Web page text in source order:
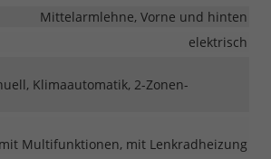
Mittelarmlehne, Vorne und hinten
elektrisch
Klimaautomatik, 2-Zonen-
Multifunktionen, mit Lenkradheizung